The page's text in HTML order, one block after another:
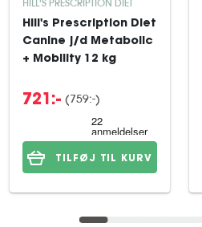
HILL'S PRESCRIPTION DIET
Hill's Prescription Diet
Canine j/d Metabolic
+ Mobility 12 kg
721:- (759:-)
TILFØJ TIL KURV